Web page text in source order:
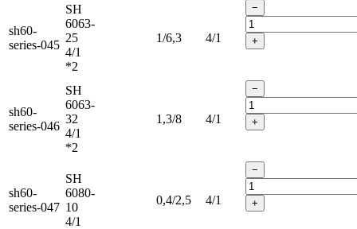
sh60-
series-045
SH
6063-
25
4/1
*2
1/6,3 4/1
−
+
sh60-
series-046
SH
6063-
32
4/1
*2
1,3/8 4/1
−
+
sh60-
series-047
SH
6080-
10
4/1
0,4/2,5 4/1
−
+